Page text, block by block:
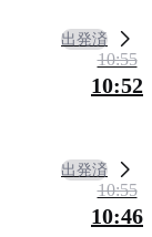
出発済
10:55
10:52
出発済
10:55
10:46